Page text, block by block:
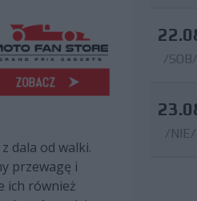
dala od walki.
przewagę i
ich również
/SOB/
/NIE/